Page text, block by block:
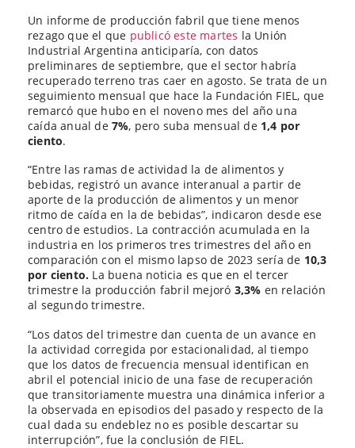
Un informe de producción fabril que tiene menos
rezago que el que publicó este martes la Unión
Industrial Argentina anticiparía, con datos
preliminares de septiembre, que el sector habría
recuperado terreno tras caer en agosto. Se trata de un
seguimiento mensual que hace la Fundación FIEL, que
remarcó que hubo en el noveno mes del año una
caída anual de7%, pero suba mensual de1,4 por
ciento.
“Entre las ramas de actividad la de alimentos y
bebidas, registró un avance interanual a partir de
aporte de la producción de alimentos y un menor
ritmo de caída en la de bebidas”, indicaron desde ese
centro de estudios. La contracción acumulada en la
industria en los primeros tres trimestres del año en
comparación con el mismo lapso de 2023 sería de 10,3
por ciento. La buena noticia es que en el tercer
trimestre la producción fabril mejoró 3,3% en relación
al segundo trimestre.
“Los datos del trimestre dan cuenta de un avance en
la actividad corregida por estacionalidad, al tiempo
que los datos de frecuencia mensual identifican en
abril el potencial inicio de una fase de recuperación
que transitoriamente muestra una dinámica inferior a
la observada en episodios del pasado y respecto de la
cual dada su endeblez no es posible descartar su
interrupción”, fue la conclusión de FIEL.